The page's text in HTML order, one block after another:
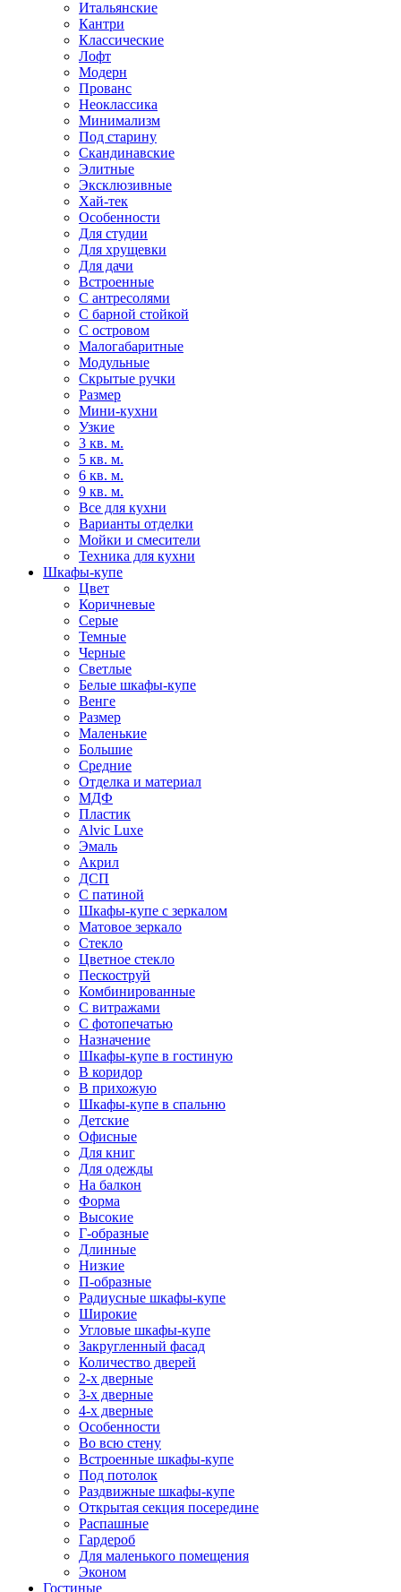
Итальянские
Кантри
Классические
Лофт
Модерн
Прованс
Неоклассика
Минимализм
Под старину
Скандинавские
Элитные
Эксклюзивные
Хай-тек
Особенности
Для студии
Для хрущевки
Для дачи
Встроенные
С антресолями
С барной стойкой
С островом
Малогабаритные
Модульные
Скрытые ручки
Размер
Мини-кухни
Узкие
3 кв. м.
5 кв. м.
6 кв. м.
9 кв. м.
Все для кухни
Варианты отделки
Мойки и смесители
Техника для кухни
Шкафы-купе
Цвет
Коричневые
Серые
Темные
Черные
Светлые
Белые шкафы-купе
Венге
Размер
Маленькие
Большие
Средние
Отделка и материал
МДФ
Пластик
Alvic Luxe
Эмаль
Акрил
ДСП
С патиной
Шкафы-купе с зеркалом
Матовое зеркало
Стекло
Цветное стекло
Пескоструй
Комбинированные
С витражами
С фотопечатью
Назначение
Шкафы-купе в гостиную
В коридор
В прихожую
Шкафы-купе в спальню
Детские
Офисные
Для книг
Для одежды
На балкон
Форма
Высокие
Г-образные
Длинные
Низкие
П-образные
Радиусные шкафы-купе
Широкие
Угловые шкафы-купе
Закругленный фасад
Количество дверей
2-х дверные
3-х дверные
4-х дверные
Особенности
Во всю стену
Встроенные шкафы-купе
Под потолок
Раздвижные шкафы-купе
Открытая секция посередине
Распашные
Гардероб
Для маленького помещения
Эконом
Гостиные